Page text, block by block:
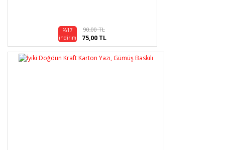
%17
indirim
90,00 TL
75,00 TL